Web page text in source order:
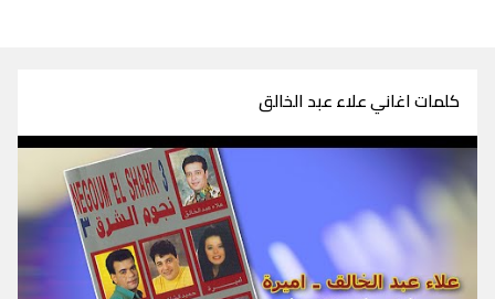
كلمات اغاني علاء عبد الخالق